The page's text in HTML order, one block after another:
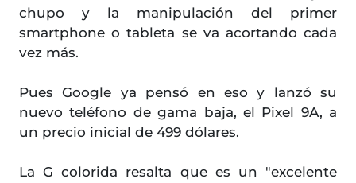
chupo y la manipulación del primer
smartphone o tableta se va acortando cada
vez más.
Pues Google ya pensó en eso y lanzó su
nuevo teléfono de gama baja, el Pixel 9A, a
un precio inicial de 499 dólares.
La G colorida resalta que es un "excelente